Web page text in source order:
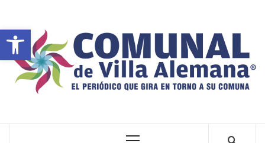
Abrir barra de herramientas